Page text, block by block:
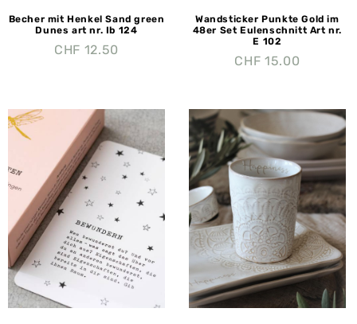
Becher mit Henkel Sand green
Dunes art nr. Ib 124
CHF 12.50
Wandsticker Punkte Gold im
48er Set Eulenschnitt Art nr.
E 102
CHF 15.00